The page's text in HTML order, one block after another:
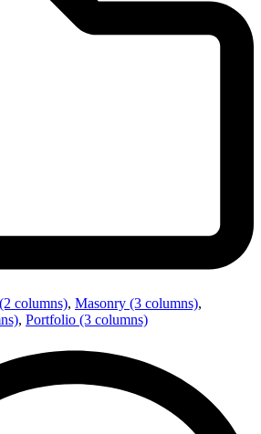
columns), Masonry (3 columns),
, Portfolio (3 columns)